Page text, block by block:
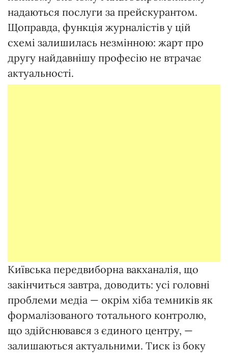
надаються послуги за прейскурантом.
Щоправда, функція журналістів у цій
схемі залишилась незмінною: жарт про
другу найдавнішу професію не втрачає
актуальності.
Київська передвиборна вакханалія, що
закінчиться завтра, доводить: усі головні
проблеми медіа — окрім хіба темників як
формалізованого тотального контролю,
що здійснювався з єдиного центру, —
залишаються актуальними. Тиск із боку